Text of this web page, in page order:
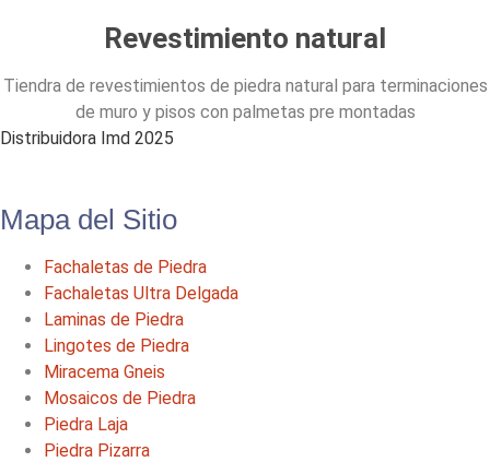
Revestimiento natural
Tiendra de revestimientos de piedra natural para terminaciones
de muro y pisos con palmetas pre montadas
Distribuidora Imd 2025
Mapa del Sitio
Fachaletas de Piedra
Fachaletas Ultra Delgada
Laminas de Piedra
Lingotes de Piedra
Miracema Gneis
Mosaicos de Piedra
Piedra Laja
Piedra Pizarra